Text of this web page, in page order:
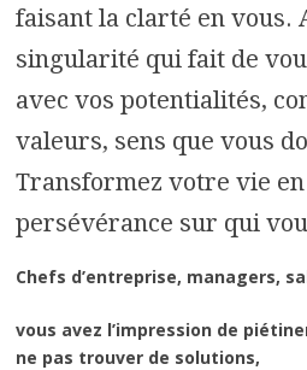
faisant la clarté en vous.
singularité qui fait de
avec vos potentialités,
valeurs, sens que vous
Transformez votre vie
persévérance sur qui
Chefs d’entreprise, managers,
vous avez l’impression de
ne pas trouver de solutions,